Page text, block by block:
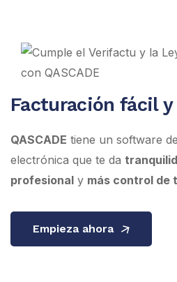
Facturación fácil y
QASCADE tiene un software
electrónica que te da
profesional y más control de
Empieza ahora